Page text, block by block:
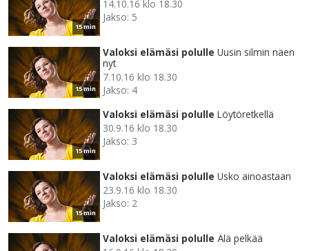
15 min
14.10.16 klo 18.30
Jakso: 5
15 min
Valoksi elämäsi polulle Uusin silmin näen
nyt
7.10.16 klo 18.30
Jakso: 4
15 min
Valoksi elämäsi polulle Löytöretkellä
30.9.16 klo 18.30
Jakso: 3
15 min
Valoksi elämäsi polulle Usko ainoastaan
23.9.16 klo 18.30
Jakso: 2
Valoksi elämäsi polulle Älä pelkää